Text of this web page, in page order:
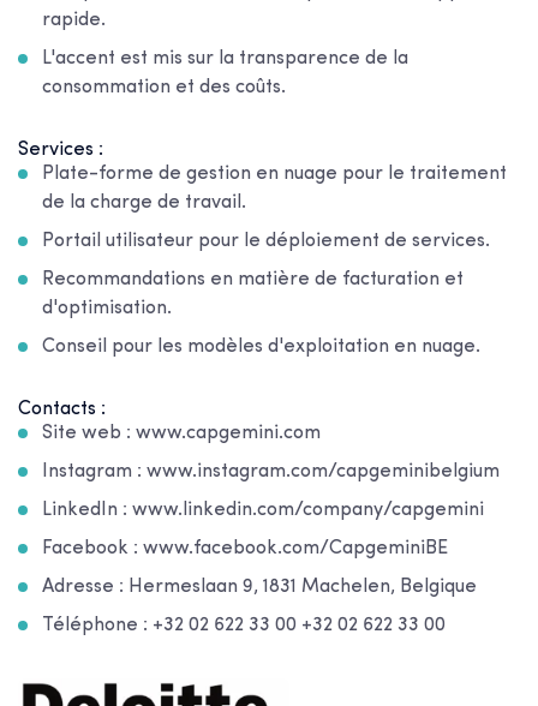
rapide.
L'accent est mis sur la transparence de la
consommation et des coûts.
Services :
Plate-forme de gestion en nuage pour le traitement
de la charge de travail.
Portail utilisateur pour le déploiement de services.
Recommandations en matière de facturation et
d'optimisation.
Conseil pour les modèles d'exploitation en nuage.
Contacts :
Site web : www.capgemini.com
Instagram : www.instagram.com/capgeminibelgium
LinkedIn : www.linkedin.com/company/capgemini
Facebook : www.facebook.com/CapgeminiBE
Adresse : Hermeslaan 9, 1831 Machelen, Belgique
Téléphone : +32 02 622 33 00 +32 02 622 33 00